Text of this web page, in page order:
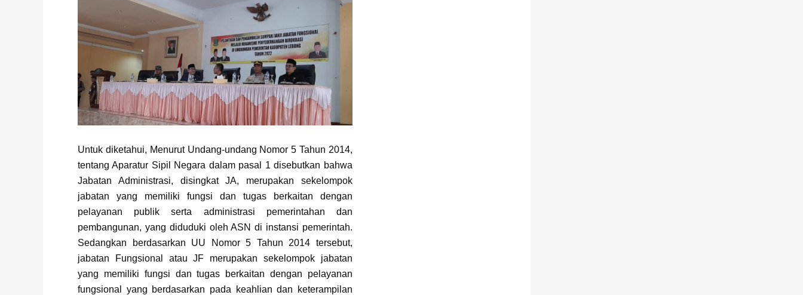
Untuk diketahui, Menurut Undang-undang Nomor 5 Tahun 2014,
tentang Aparatur Sipil Negara dalam pasal 1 disebutkan bahwa
Jabatan Administrasi, disingkat JA, merupakan sekelompok
jabatan yang memiliki fungsi dan tugas berkaitan dengan
pelayanan publik serta administrasi pemerintahan dan
pembangunan, yang diduduki oleh ASN di instansi pemerintah.
Sedangkan berdasarkan UU Nomor 5 Tahun 2014 tersebut,
jabatan Fungsional atau JF merupakan sekelompok jabatan
yang memiliki fungsi dan tugas berkaitan dengan pelayanan
fungsional yang berdasarkan pada keahlian dan keterampilan